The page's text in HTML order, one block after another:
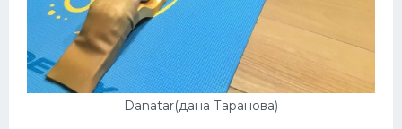
Danatar(дана Таранова)